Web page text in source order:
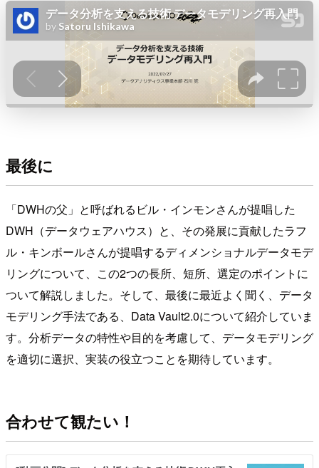
最後に
「DWHの父」と呼ばれるビル・インモンさんが提唱した
DWH（データウェアハウス）と、その発展に貢献したラフ
ル・キンボールさんが提唱するディメンショナルデータモデ
リングについて、この2つの長所、短所、選定のポイントに
ついて解説しました。そして、最後に最近よく聞く、データ
モデリング手法である、Data Vault2.0について紹介していま
す。分析データの特性や目的を考慮して、データモデリング
を適切に選択、実装の役立つことを期待しています。
合わせて観たい！